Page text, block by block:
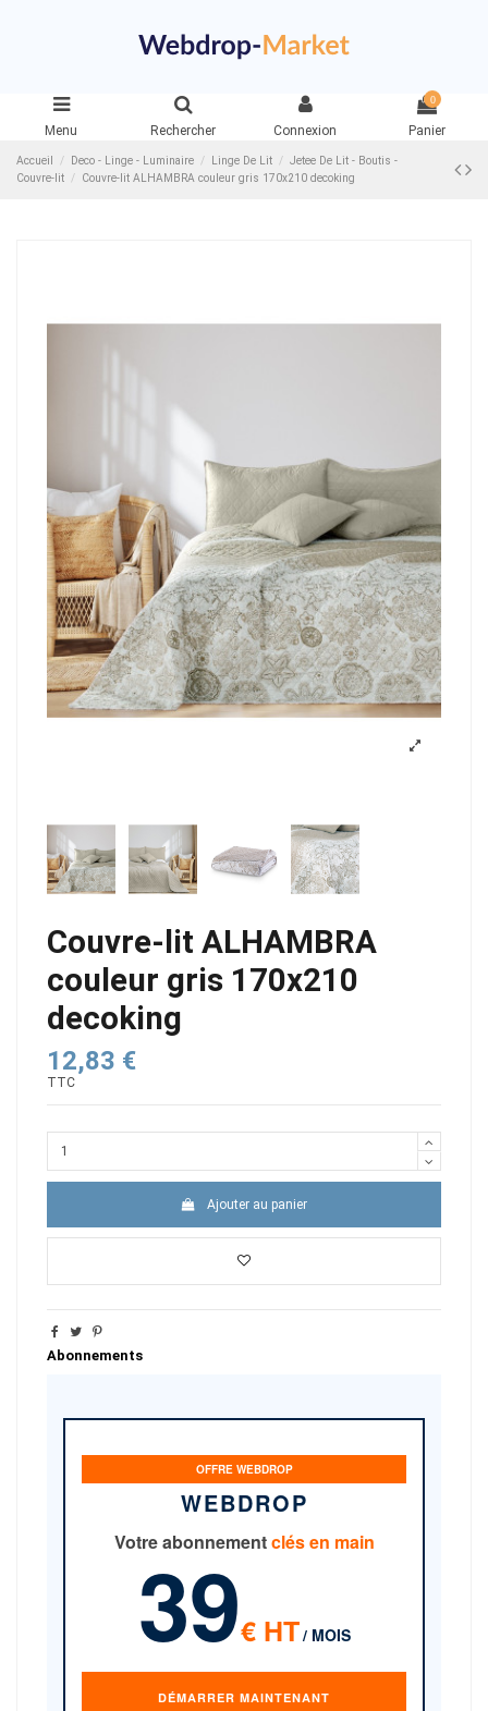
Menu Rechercher Connexion
0
Panier
Accueil Deco - Linge - Luminaire Linge De Lit
Jetee De Lit - Boutis -
Couvre-lit
Couvre-lit ALHAMBRA couleur gris 170x210 decoking
Couvre-lit ALHAMBRA
couleur gris 170x210
decoking
12,83 €
TTC
Ajouter au panier
Abonnements
OFFRE WEBDROP
WEBDROP
Votre abonnementclés en main
39€ HT/ MOIS
DÉMARRER MAINTENANT